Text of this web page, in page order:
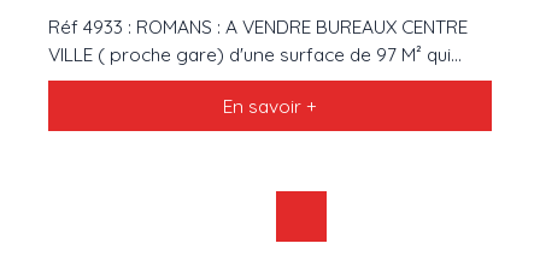
Réf 4933 : ROMANS : A VENDRE BUREAUX CENTRE
VILLE ( proche gare) d'une surface de 97 M² qui
accueille 3 bureaux de 12 M², 27 M² et 38 m² . Cet
espace de travail est très agréable car éclairé par
de grandes fenêtres en alu. Il se situe dans une
Accès pour Personnes à Mobilité Réduite (PMR).
PRIVATIVE ET SECURISEE et/ou UN GARAGE. Tout le
En savoir +